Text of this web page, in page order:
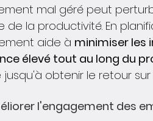
mal géré peut
de la productivité. En
aide à minimiser les
élevé tout au long du
jusqu'à obtenir le retour
l'engagement des